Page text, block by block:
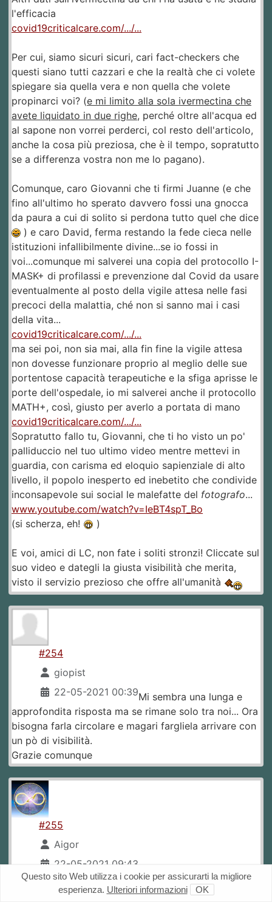
l'efficacia
covid19criticalcare.com/.../...
Per cui, siamo sicuri sicuri, cari fact-checkers che
questi siano tutti cazzari e che la realtà che ci volete
spiegare sia quella vera e non quella che volete
propinarci voi? (e mi limito alla sola ivermectina che
avete liquidato in due righe, perché oltre all'acqua ed
al sapone non vorrei perderci, col resto dell'articolo,
anche la cosa più preziosa, che è il tempo, sopratutto
se a differenza vostra non me lo pagano).
Comunque, caro Giovanni che ti firmi Juanne (e che
fino all'ultimo ho sperato davvero fossi una gnocca
da paura a cui di solito si perdona tutto quel che dice
) e caro David, ferma restando la fede cieca nelle
istituzioni infallibilmente divine...se io fossi in
voi...comunque mi salverei una copia del protocollo I-
MASK+ di profilassi e prevenzione dal Covid da usare
eventualmente al posto della vigile attesa nelle fasi
precoci della malattia, ché non si sanno mai i casi
della vita...
covid19criticalcare.com/.../...
ma sei poi, non sia mai, alla fin fine la vigile attesa
non dovesse funzionare proprio al meglio delle sue
portentose capacità terapeutiche e la sfiga aprisse le
porte dell'ospedale, io mi salverei anche il protocollo
MATH+, così, giusto per averlo a portata di mano
covid19criticalcare.com/.../...
Sopratutto fallo tu, Giovanni, che ti ho visto un po'
palliduccio nel tuo ultimo video mentre mettevi in
guardia, con carisma ed eloquio sapienziale di alto
livello, il popolo inesperto ed inebetito che condivide
inconsapevole sui social le malefatte del fotografo...
www.youtube.com/watch?v=IeBT4spT_Bo
(si scherza, eh!
)
E voi, amici di LC, non fate i soliti stronzi! Cliccate sul
suo video e dategli la giusta visibilità che merita,
visto il servizio prezioso che offre all'umanità
#254
giopist
22-05-2021 00:39Mi sembra una lunga e
approfondita risposta ma se rimane solo tra noi... Ora
bisogna farla circolare e magari fargliela arrivare con
un pò di visibilità.
Grazie comunque
#255
Aigor
22-05-2021 09:43
Tranquillo che lui legge qui, e se non legge lui,
Questo sito Web utilizza i cookie per assicurarti la migliore
esperienza. Ulteriori informazioni OK